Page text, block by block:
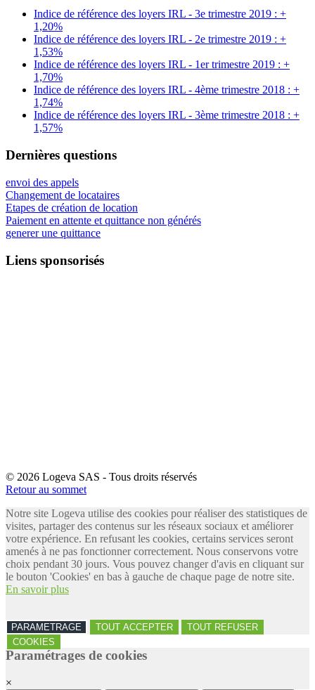
Indice de référence des loyers IRL - 3e trimestre 2019 : +
1,20%
Indice de référence des loyers IRL - 2e trimestre 2019 : +
1,53%
Indice de référence des loyers IRL - 1er trimestre 2019 : +
1,70%
Indice de référence des loyers IRL - 4ème trimestre 2018 : +
1,74%
Indice de référence des loyers IRL - 3ème trimestre 2018 : +
1,57%
Dernières questions
envoi des appels
Changement de locataires
Etapes de création de location
Paiement en attente et quittance non générés
generer une quittance
Liens sponsorisés
© 2026 Logeva SAS - Tous droits réservés
Retour au sommet
Notre site Logeva utilise des cookies pour réaliser des statistiques de
visites, partager des contenus sur les réseaux sociaux et améliorer
votre expérience. En refusant les cookies, certains services seront
amenés à ne pas fonctionner correctement. Nous conservons votre
choix pendant 30 jours. Vous pouvez changer d'avis en cliquant sur
le bouton 'Cookies' en bas à gauche de chaque page de notre site.
En savoir plus
PARAMETRAGE TOUT ACCEPTER
TOUT REFUSER
COOKIES
Paramétrages de cookies
×